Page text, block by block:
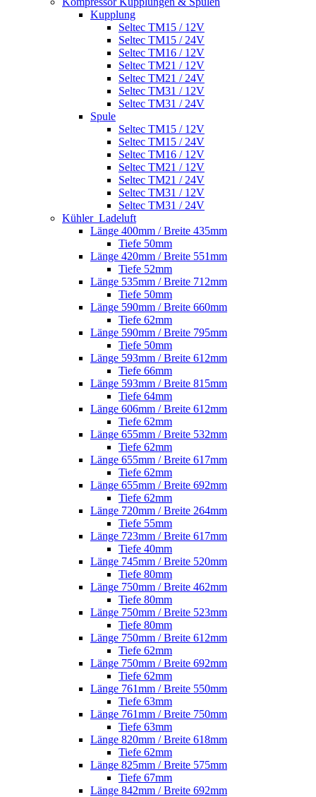
Kupplung
Seltec TM15 / 12V
Seltec TM15 / 24V
Seltec TM16 / 12V
Seltec TM21 / 12V
Seltec TM21 / 24V
Seltec TM31 / 12V
Seltec TM31 / 24V
Spule
Seltec TM15 / 12V
Seltec TM15 / 24V
Seltec TM16 / 12V
Seltec TM21 / 12V
Seltec TM21 / 24V
Seltec TM31 / 12V
Seltec TM31 / 24V
Kühler_Ladeluft
Länge 400mm / Breite 435mm
Tiefe 50mm
Länge 420mm / Breite 551mm
Tiefe 52mm
Länge 535mm / Breite 712mm
Tiefe 50mm
Länge 590mm / Breite 660mm
Tiefe 62mm
Länge 590mm / Breite 795mm
Tiefe 50mm
Länge 593mm / Breite 612mm
Tiefe 66mm
Länge 593mm / Breite 815mm
Tiefe 64mm
Länge 606mm / Breite 612mm
Tiefe 62mm
Länge 655mm / Breite 532mm
Tiefe 62mm
Länge 655mm / Breite 617mm
Tiefe 62mm
Länge 655mm / Breite 692mm
Tiefe 62mm
Länge 720mm / Breite 264mm
Tiefe 55mm
Länge 723mm / Breite 617mm
Tiefe 40mm
Länge 745mm / Breite 520mm
Tiefe 80mm
Länge 750mm / Breite 462mm
Tiefe 80mm
Länge 750mm / Breite 523mm
Tiefe 80mm
Länge 750mm / Breite 612mm
Tiefe 62mm
Länge 750mm / Breite 692mm
Tiefe 62mm
Länge 761mm / Breite 550mm
Tiefe 63mm
Länge 761mm / Breite 750mm
Tiefe 63mm
Länge 820mm / Breite 618mm
Tiefe 62mm
Länge 825mm / Breite 575mm
Tiefe 67mm
Länge 842mm / Breite 692mm